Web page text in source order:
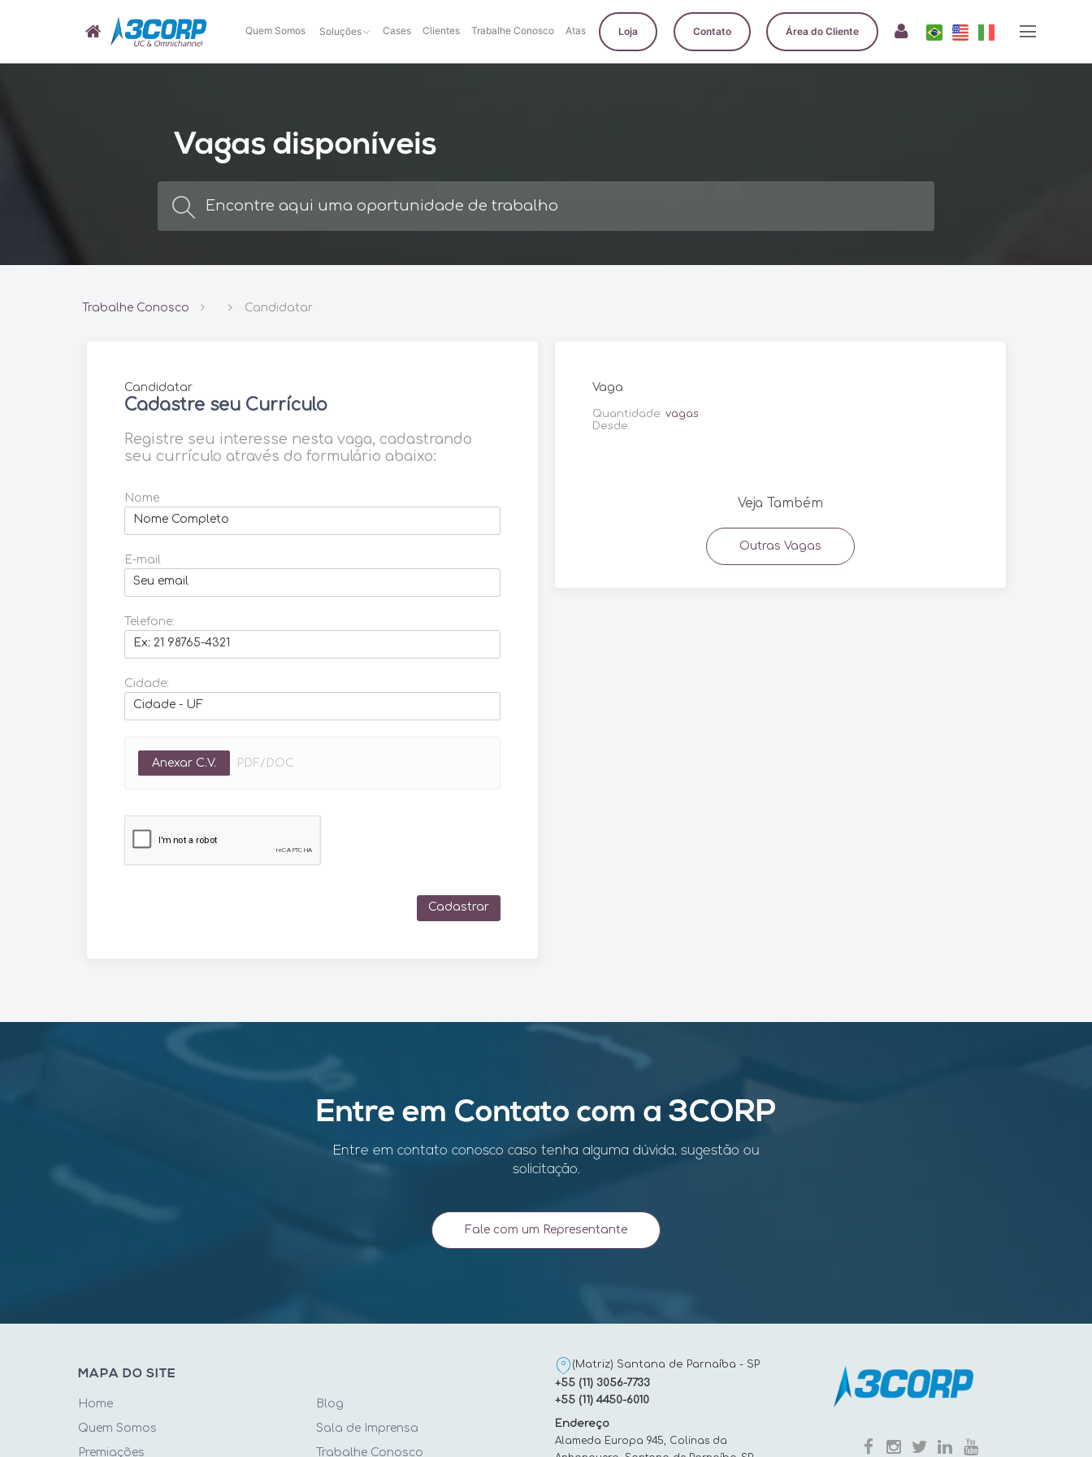
Quem Somos Soluções Cases Clientes Trabalhe Conosco Atas Loja Contato Área do Cliente
Vagas disponíveis
Trabalhe Conosco Candidatar
Candidatar
Cadastre seu Currículo
Registre seu interesse nesta vaga, cadastrando
seu currículo através do formulário abaixo:
Nome
E-mail
Telefone:
Cidade:
Anexar C.V. PDF/DOC
Cadastrar
Vaga
Quantidade: vagas
Desde:
Veja Também
Outras Vagas
Entre em Contato com a 3CORP
Entre em contato conosco caso tenha alguma dúvida, sugestão ou
solicitação.
Fale com um Representante
MAPA DO SITE
Home
Quem Somos
Premiações
Blog
Sala de Imprensa
Trabalhe Conosco
(Matriz) Santana de Parnaíba - SP
+55 (11) 3056-7733
+55 (11) 4450-6010
Endereço
Alameda Europa 945, Colinas da